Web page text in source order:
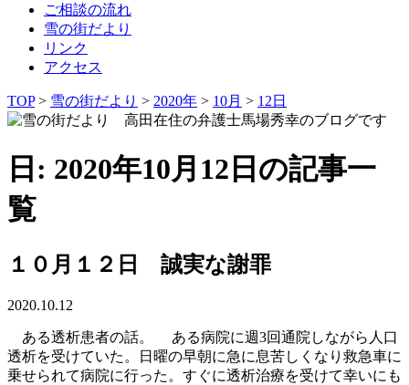
ご相談の流れ
雪の街だより
リンク
アクセス
TOP> 雪の街だより > 2020年 > 10月 > 12日
日: 2020年10月12日の記事一
覧
１０月１２日 誠実な謝罪
2020.10.12
ある透析患者の話。 ある病院に週3回通院しながら人口
透析を受けていた。日曜の早朝に急に息苦しくなり救急車に
乗せられて病院に行った。すぐに透析治療を受けて幸いにも